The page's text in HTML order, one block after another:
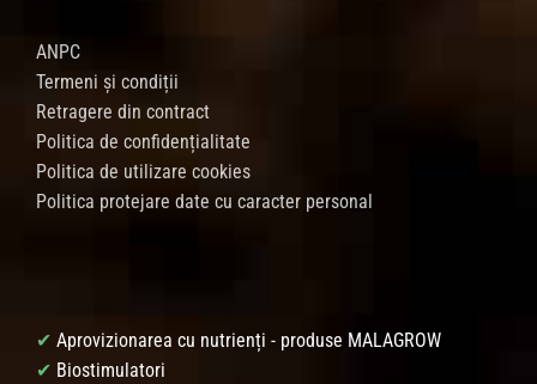
ANPC
Termeni și condiții
Retragere din contract
Politica de confidențialitate
Politica de utilizare cookies
Politica protejare date cu caracter personal
✔ Aprovizionarea cu nutrienți - produse MALAGROW
✔ Biostimulatori